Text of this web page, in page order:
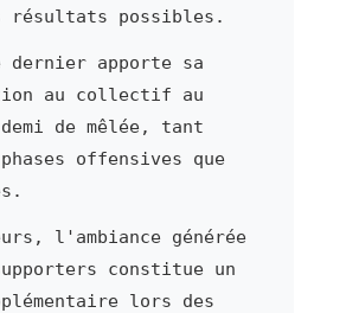
résultats possibles.
apporte sa
au collectif au
de mêlée, tant
offensives que
l'ambiance générée
constitue un
lors des